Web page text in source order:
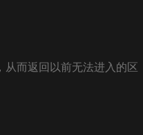
而返回以前无法进入的区